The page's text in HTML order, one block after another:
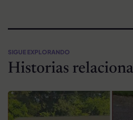
SIGUE EXPLORANDO
Historias